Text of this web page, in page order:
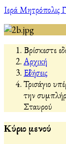
Ιερά Μητρόπολις
Βρίσκεστε
Αρχική
Εἰδήσεις
Τρισάγιο
την
Σταυρού
Κύριο μενού